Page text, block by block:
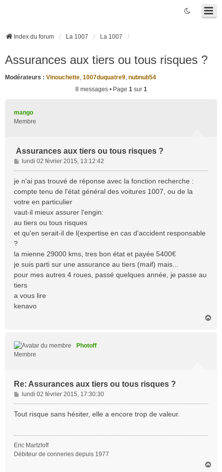
Index du forum La 1007 La 1007
Assurances aux tiers ou tous risques ?
Modérateurs : Vinouchette, 1007duquatre9, nubnub54
8 messages • Page 1sur 1
mango
Membre
Assurances aux tiers ou tous risques ?
M
e
s
g
e
lundi 02 février 2015, 13:12:42
je n'ai pas trouvé de réponse avec la fonction recherche :
compte tenu de l'état général des voitures 1007, ou de la
votre en particulier
vaut-il mieux assurer l'engin:
au tiers ou tous risques
et qu'en serait-il de l(expertise en cas d'accident responsable
?
la mienne 29000 kms, tres bon état et payée 5400€
je suis parti sur une assurance au tiers (maif) mais...
pour mes autres 4 roues, passé quelques année, je passe au
tiers
a vous lire
kenavo
Photoff
Membre
Re: Assurances aux tiers ou tous risques ?
M
e
s
e
lundi 02 février 2015, 17:30:30
Tout risque sans hésiter, elle a encore trop de valeur.
Eric Martzloff
Débiteur de conneries depuis 1977